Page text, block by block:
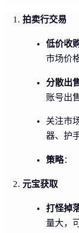
拍卖行交易
低价收
市场价
分散出
账号出
关注市
器、护
策略：
元宝获取
打怪掉
量大，